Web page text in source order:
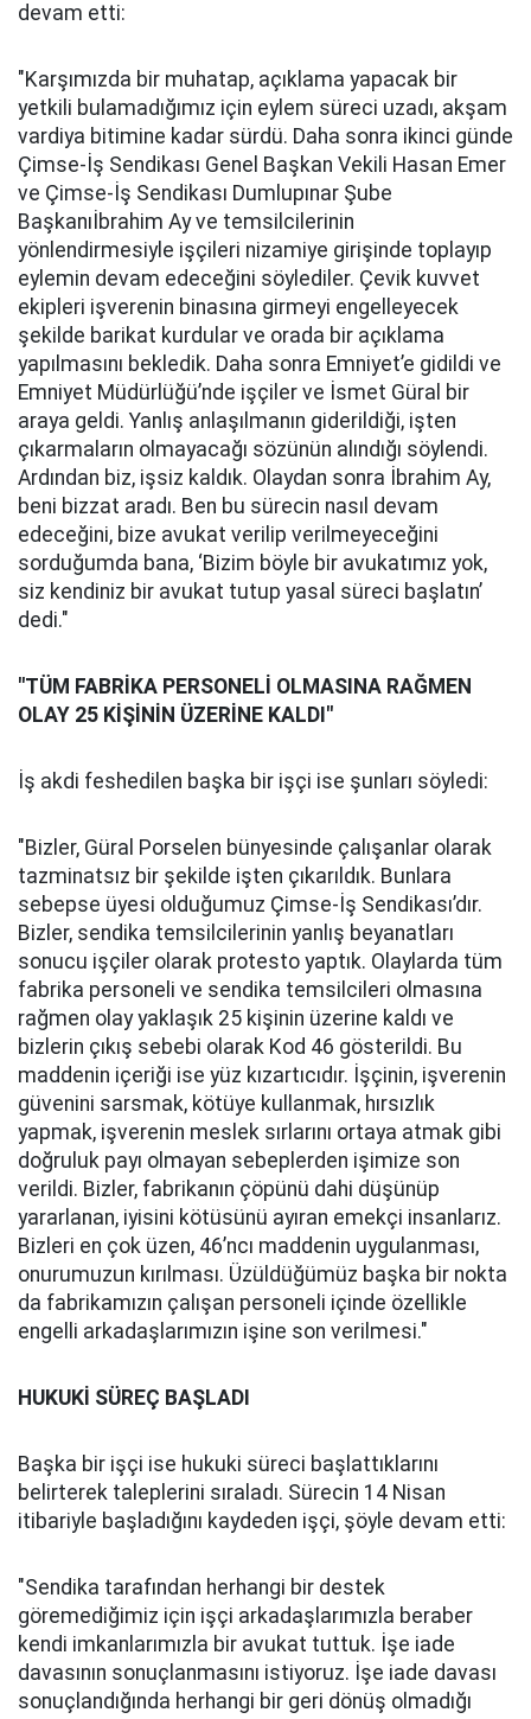
devam etti:
"Karşımızda bir muhatap, açıklama yapacak bir
yetkili bulamadığımız için eylem süreci uzadı, akşam
vardiya bitimine kadar sürdü. Daha sonra ikinci günde
Çimse-İş Sendikası Genel Başkan Vekili Hasan Emer
ve Çimse-İş Sendikası Dumlupınar Şube
Başkanıİbrahim Ay ve temsilcilerinin
yönlendirmesiyle işçileri nizamiye girişinde toplayıp
eylemin devam edeceğini söylediler. Çevik kuvvet
ekipleri işverenin binasına girmeyi engelleyecek
şekilde barikat kurdular ve orada bir açıklama
yapılmasını bekledik. Daha sonra Emniyet’e gidildi ve
Emniyet Müdürlüğü’nde işçiler ve İsmet Güral bir
araya geldi. Yanlış anlaşılmanın giderildiği, işten
çıkarmaların olmayacağı sözünün alındığı söylendi.
Ardından biz, işsiz kaldık. Olaydan sonra İbrahim Ay,
beni bizzat aradı. Ben bu sürecin nasıl devam
edeceğini, bize avukat verilip verilmeyeceğini
sorduğumda bana, ‘Bizim böyle bir avukatımız yok,
siz kendiniz bir avukat tutup yasal süreci başlatın’
dedi."
"TÜM FABRİKA PERSONELİ OLMASINA RAĞMEN
OLAY 25 KİŞİNİN ÜZERİNE KALDI"
İş akdi feshedilen başka bir işçi ise şunları söyledi:
"Bizler, Güral Porselen bünyesinde çalışanlar olarak
tazminatsız bir şekilde işten çıkarıldık. Bunlara
sebepse üyesi olduğumuz Çimse-İş Sendikası’dır.
Bizler, sendika temsilcilerinin yanlış beyanatları
sonucu işçiler olarak protesto yaptık. Olaylarda tüm
fabrika personeli ve sendika temsilcileri olmasına
rağmen olay yaklaşık 25 kişinin üzerine kaldı ve
bizlerin çıkış sebebi olarak Kod 46 gösterildi. Bu
maddenin içeriği ise yüz kızartıcıdır. İşçinin, işverenin
güvenini sarsmak, kötüye kullanmak, hırsızlık
yapmak, işverenin meslek sırlarını ortaya atmak gibi
doğruluk payı olmayan sebeplerden işimize son
verildi. Bizler, fabrikanın çöpünü dahi düşünüp
yararlanan, iyisini kötüsünü ayıran emekçi insanlarız.
Bizleri en çok üzen, 46’ncı maddenin uygulanması,
onurumuzun kırılması. Üzüldüğümüz başka bir nokta
da fabrikamızın çalışan personeli içinde özellikle
engelli arkadaşlarımızın işine son verilmesi."
HUKUKİ SÜREÇ BAŞLADI
Başka bir işçi ise hukuki süreci başlattıklarını
belirterek taleplerini sıraladı. Sürecin 14 Nisan
itibariyle başladığını kaydeden işçi, şöyle devam etti:
"Sendika tarafından herhangi bir destek
göremediğimiz için işçi arkadaşlarımızla beraber
kendi imkanlarımızla bir avukat tuttuk. İşe iade
davasının sonuçlanmasını istiyoruz. İşe iade davası
sonuçlandığında herhangi bir geri dönüş olmadığı